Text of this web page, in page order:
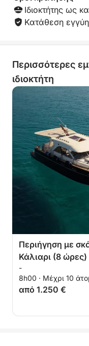
Ιδιοκτήτης ως
Κατάθεση
Περισσότερες
ιδιοκτήτη
Περιήγηση με
Κάλιαρι (8 ώρες)
ανακαλύψετε
και να
θάλασσα.
-
8h00 · Μέχρι 10
από 1.250 €